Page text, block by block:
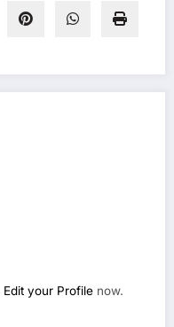
Edit your Profile now.